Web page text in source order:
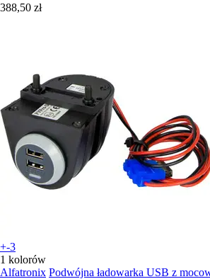
388,50 zł
+-3
1 kolorów
Alfatronix Podwójna ładowarka USB z